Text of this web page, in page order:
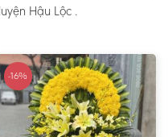
Hậu Lộc .
-16%